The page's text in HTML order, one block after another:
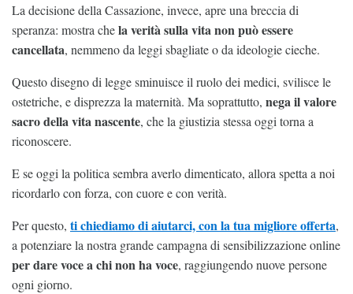
La decisione della Cassazione, invece, apre una breccia di
speranza: mostra chela verità sulla vita non può essere
cancellata, nemmeno da leggi sbagliate o da ideologie cieche.
Questo disegno di legge sminuisce il ruolo dei medici, svilisce le
ostetriche, e disprezza la maternità. Ma soprattutto, nega il valore
sacro della vita nascente, che la giustizia stessa oggi torna a
riconoscere.
E se oggi la politica sembra averlo dimenticato, allora spetta a noi
ricordarlo con forza, con cuore e con verità.
Per questo, ti chiediamo di aiutarci, con la tua migliore offerta,
a potenziare la nostra grande campagna di sensibilizzazione online
perdare voce a chi non ha voce, raggiungendo nuove persone
ogni giorno.